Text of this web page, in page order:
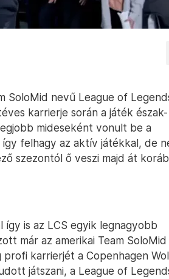
SoloMid nevű League of
karrierje során a játék észak-
mideseként vonult be a
felhagy az aktív játékkal, de
szezontól ő veszi majd át
így is az LCS egyik legnagyobb
már az amerikai Team SoloMid
karrierjét a Copenhagen
játszani, a League of